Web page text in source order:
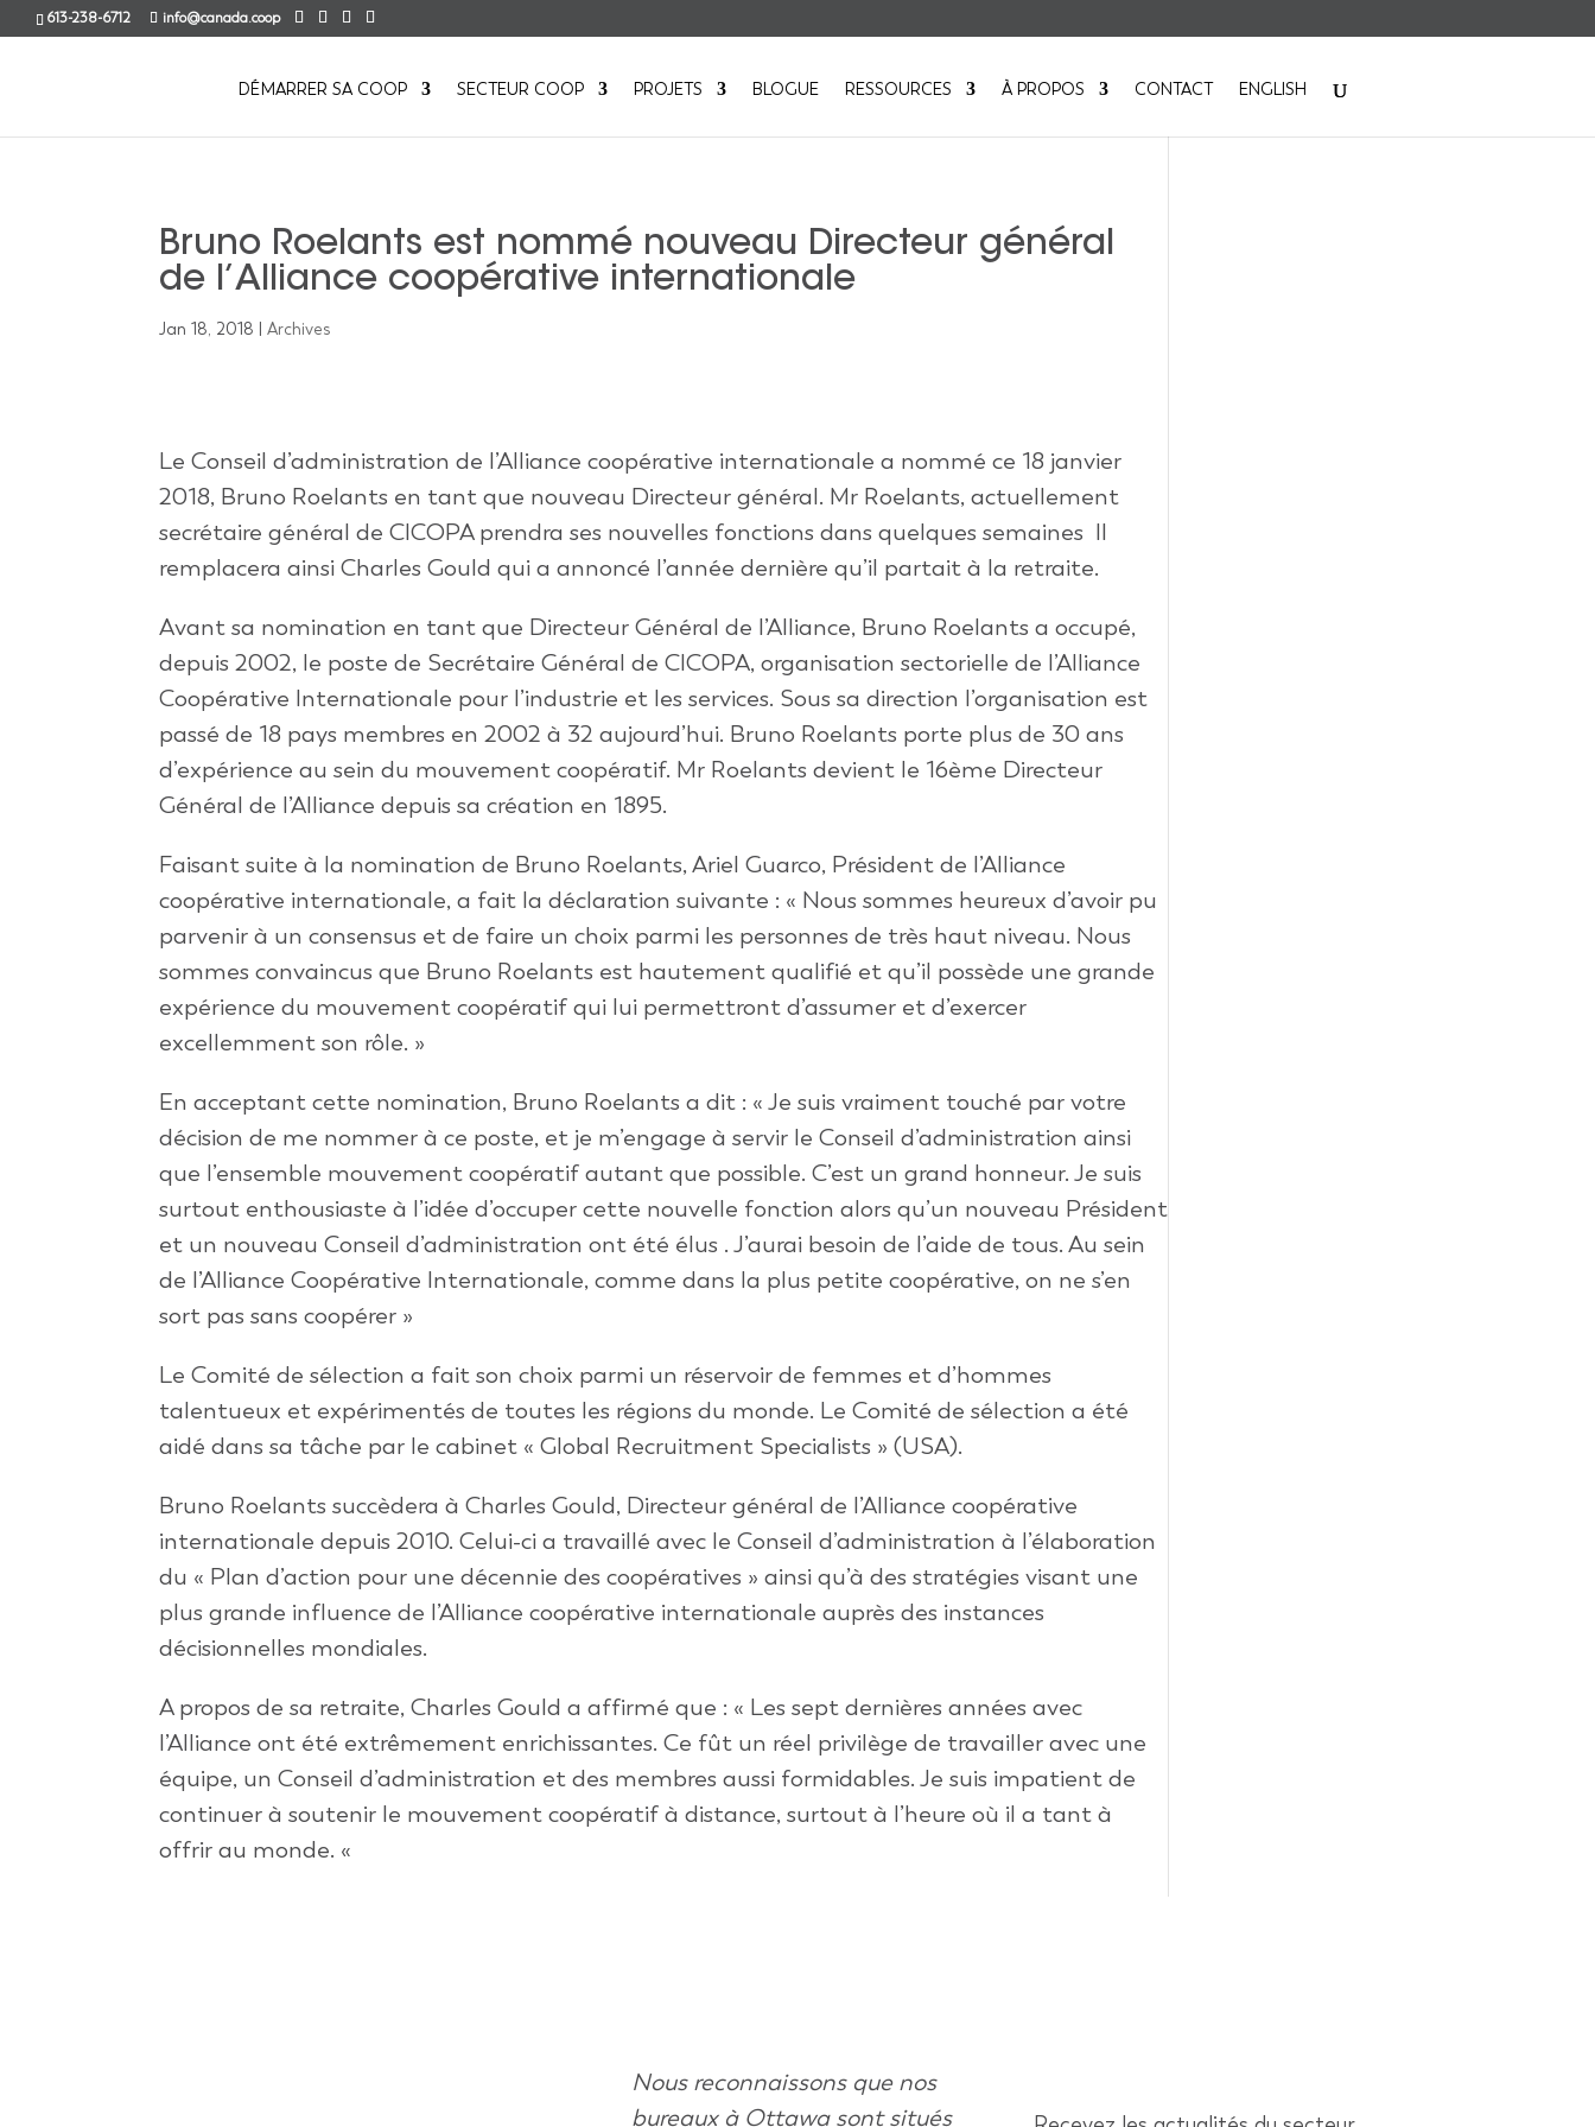
613-238-6712 info@canada.coop
DÉMARRER SA COOP SECTEUR COOP PROJETS BLOGUE RESSOURCES À PROPOS CONTACT ENGLISH
Bruno Roelants est nommé nouveau Directeur général
de l’Alliance coopérative internationale
Jan 18, 2018 |Archives
Le Conseil d’administration de l’Alliance coopérative internationale a nommé ce 18 janvier
2018, Bruno Roelants en tant que nouveau Directeur général. Mr Roelants, actuellement
secrétaire général de CICOPA prendra ses nouvelles fonctions dans quelques semaines Il
remplacera ainsi Charles Gould qui a annoncé l’année dernière qu’il partait à la retraite.
Avant sa nomination en tant que Directeur Général de l’Alliance, Bruno Roelants a occupé,
depuis 2002, le poste de Secrétaire Général de CICOPA, organisation sectorielle de l’Alliance
Coopérative Internationale pour l’industrie et les services. Sous sa direction l’organisation est
passé de 18 pays membres en 2002 à 32 aujourd’hui. Bruno Roelants porte plus de 30 ans
d’expérience au sein du mouvement coopératif. Mr Roelants devient le 16ème Directeur
Général de l’Alliance depuis sa création en 1895.
Faisant suite à la nomination de Bruno Roelants, Ariel Guarco, Président de l’Alliance
coopérative internationale, a fait la déclaration suivante : « Nous sommes heureux d’avoir pu
parvenir à un consensus et de faire un choix parmi les personnes de très haut niveau. Nous
sommes convaincus que Bruno Roelants est hautement qualifié et qu’il possède une grande
expérience du mouvement coopératif qui lui permettront d’assumer et d’exercer
excellemment son rôle. »
En acceptant cette nomination, Bruno Roelants a dit : « Je suis vraiment touché par votre
décision de me nommer à ce poste, et je m’engage à servir le Conseil d’administration ainsi
que l’ensemble mouvement coopératif autant que possible. C’est un grand honneur. Je suis
surtout enthousiaste à l’idée d’occuper cette nouvelle fonction alors qu’un nouveau Président
et un nouveau Conseil d’administration ont été élus . J’aurai besoin de l’aide de tous. Au sein
de l’Alliance Coopérative Internationale, comme dans la plus petite coopérative, on ne s’en
sort pas sans coopérer »
Le Comité de sélection a fait son choix parmi un réservoir de femmes et d’hommes
talentueux et expérimentés de toutes les régions du monde. Le Comité de sélection a été
aidé dans sa tâche par le cabinet « Global Recruitment Specialists » (USA).
Bruno Roelants succèdera à Charles Gould, Directeur général de l’Alliance coopérative
internationale depuis 2010. Celui-ci a travaillé avec le Conseil d’administration à l’élaboration
du « Plan d’action pour une décennie des coopératives » ainsi qu’à des stratégies visant une
plus grande influence de l’Alliance coopérative internationale auprès des instances
décisionnelles mondiales.
A propos de sa retraite, Charles Gould a affirmé que : « Les sept dernières années avec
l’Alliance ont été extrêmement enrichissantes. Ce fût un réel privilège de travailler avec une
équipe, un Conseil d’administration et des membres aussi formidables. Je suis impatient de
continuer à soutenir le mouvement coopératif à distance, surtout à l’heure où il a tant à
offrir au monde. «
Nous reconnaissons que nos
bureaux à Ottawa sont situés